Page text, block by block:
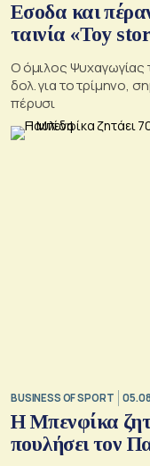
Εσοδα και
ταινία «Toy
Ο όμιλος Ψυχαγωγίας
δολ. για το τρίμηνο,
πέρυσι
BUSINESS OF SPORT
Η Μπενφίκα
πουλήσει τον